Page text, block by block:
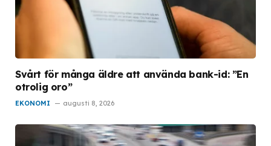
Svårt för många äldre att använda bank-id: ”En
otrolig oro”
EKONOMI augusti 8, 2026